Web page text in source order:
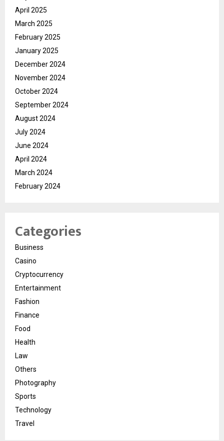
April 2025
March 2025
February 2025
January 2025
December 2024
November 2024
October 2024
September 2024
August 2024
July 2024
June 2024
April 2024
March 2024
February 2024
Categories
Business
Casino
Cryptocurrency
Entertainment
Fashion
Finance
Food
Health
Law
Others
Photography
Sports
Technology
Travel